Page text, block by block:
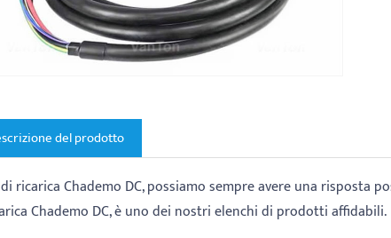
del prodotto
ricarica Chademo DC, possiamo sempre avere una risposta
Chademo DC, è uno dei nostri elenchi di prodotti affidabili.